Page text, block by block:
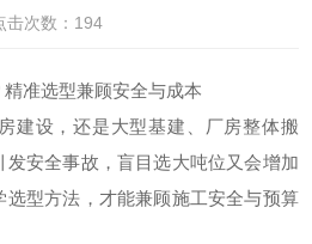
次数：194
准选型兼顾安全与成本
建设，还是大型基建、厂房整体搬
安全事故，盲目选大吨位又会增加
选型方法，才能兼顾施工安全与预算